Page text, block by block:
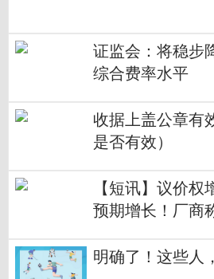
证监会：将稳步
综合费率水平
收据上盖公章有
是否有效）
【短讯】议价权
预期增长！厂商
明确了！这些人